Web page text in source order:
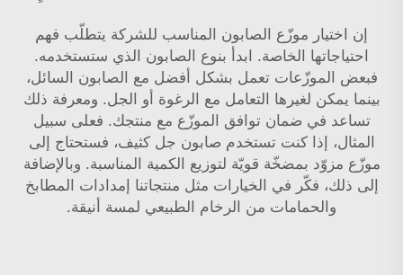
إن اختيار موزّع الصابون المناسب للشركة يتطلّب فهم
احتياجاتها الخاصة. ابدأ بنوع الصابون الذي ستستخدمه.
فبعض الموزّعات تعمل بشكل أفضل مع الصابون السائل،
بينما يمكن لغيرها التعامل مع الرغوة أو الجل. ومعرفة ذلك
تساعد في ضمان توافق الموزّع مع منتجك. فعلى سبيل
المثال، إذا كنت تستخدم صابون جل كثيف، فستحتاج إلى
موزّع مزوّد بمضخّة قويّة لتوزيع الكمية المناسبة. وبالإضافة
إلى ذلك، فكّر في الخيارات مثل منتجاتنا
إمدادات المطابخ
والحمامات من الرخام الطبيعي لمسة أنيقة.